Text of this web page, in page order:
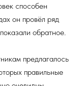
способен
он провёл ряд
обратное.
предлагалось
правильные